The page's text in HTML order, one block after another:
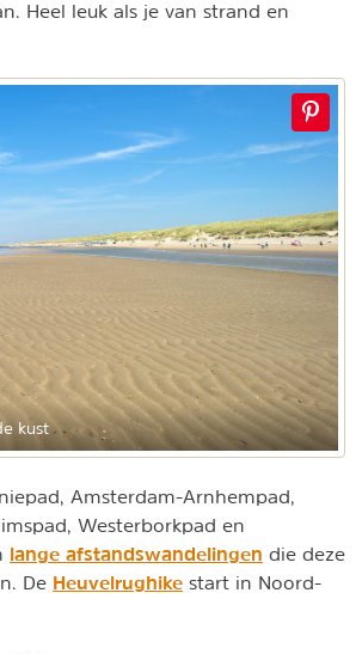
Heel leuk als je van strand en
kust
Amsterdam-Arnhempad,
Westerborkpad en
lange afstandswandelingen die deze
De Heuvelrughike start in Noord-